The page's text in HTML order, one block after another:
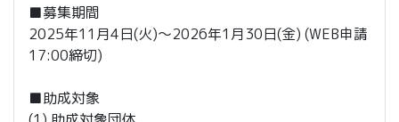
■募集期間
2025年11月4日(火)～2026年1月30日(金) (WEB申請
17:00締切)
■助成対象